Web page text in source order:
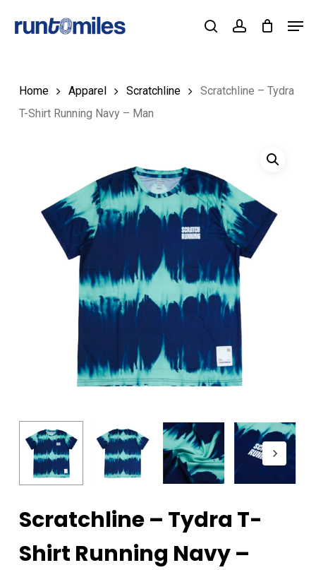
searchaccount
Cart Close
Home Apparel Scratchline
Scratchline – Tydra
T-Shirt Running Navy – Man
Scratchline – Tydra T-
Shirt Running Navy –